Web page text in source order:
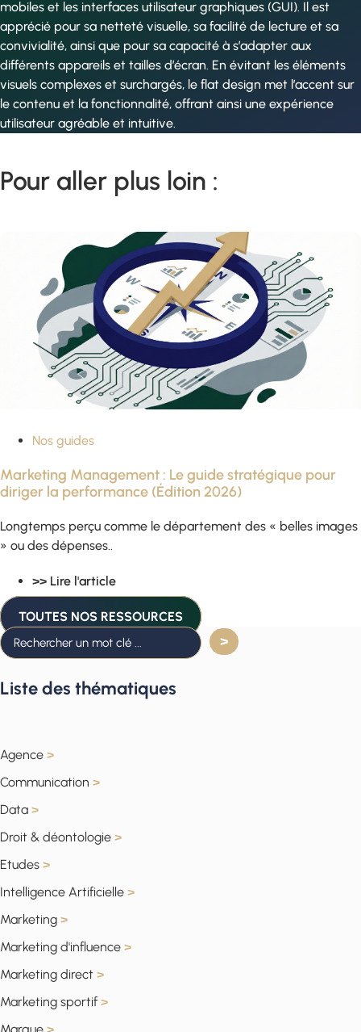
mobiles et les interfaces utilisateur graphiques (GUI). Il est
apprécié pour sa netteté visuelle, sa facilité de lecture et sa
convivialité, ainsi que pour sa capacité à s’adapter aux
différents appareils et tailles d’écran. En évitant les éléments
visuels complexes et surchargés, le flat design met l’accent sur
le contenu et la fonctionnalité, offrant ainsi une expérience
utilisateur agréable et intuitive.
Pour aller plus loin :
Nos guides
Marketing Management : Le guide stratégique pour
diriger la performance (Édition 2026)
Longtemps perçu comme le département des « belles images
» ou des dépenses..
>> Lire l'article
TOUTES NOS RESSOURCES
Liste des thématiques
Agence >
Communication >
Data >
Droit & déontologie >
Etudes >
Intelligence Artificielle >
Marketing >
Marketing d'influence >
Marketing direct >
Marketing sportif >